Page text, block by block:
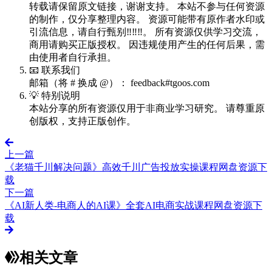
转载请保留原文链接，谢谢支持。 本站不参与任何资源
的制作，仅分享整理内容。 资源可能带有原作者水印或
引流信息，请自行甄别‼️‼️‼️。 所有资源仅供学习交流，
商用请购买正版授权。 因违规使用产生的任何后果，需
由使用者自行承担。
📧 联系我们
邮箱（将 # 换成 @）： feedback#tgoos.com
💡 特别说明
本站分享的所有资源仅用于非商业学习研究。 请尊重原
创版权，支持正版创作。
上一篇
《老猫千川解决问题》高效千川广告投放实操课程网盘资源下
载
下一篇
《AI新人类-电商人的AI课》全套AI电商实战课程网盘资源下
载
相关文章